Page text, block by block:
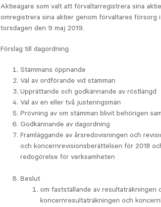
Aktieägare som valt att förvaltarregistrera sina
omregistrera sina aktier genom förvaltares försorg
torsdagen den 9 maj 2019.
Förslag till dagordning
Stämmans öppnande
Val av ordförande vid stämman
Upprättande och godkännande av röstlängd
Val av en eller två justeringsmän
Prövning av om stämman blivit behörigen
Godkännande av dagordning
Framläggande av årsredovisningen och
och koncernrevisionsberättelsen för 2018
redogörelse för verksamheten
Beslut
om fastställande av resultaträkningen
koncernresultaträkningen och